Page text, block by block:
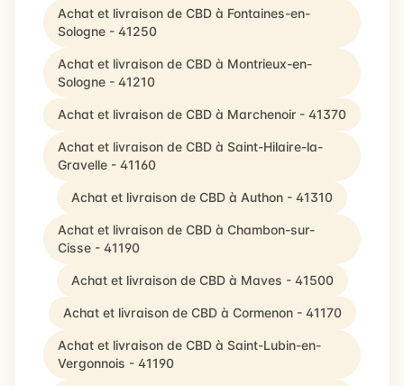
Achat et livraison de CBD à Fontaines-en-
Sologne - 41250
Achat et livraison de CBD à Montrieux-en-
Sologne - 41210
Achat et livraison de CBD à Marchenoir - 41370
Achat et livraison de CBD à Saint-Hilaire-la-
Gravelle - 41160
Achat et livraison de CBD à Authon - 41310
Achat et livraison de CBD à Chambon-sur-
Cisse - 41190
Achat et livraison de CBD à Maves - 41500
Achat et livraison de CBD à Cormenon - 41170
Achat et livraison de CBD à Saint-Lubin-en-
Vergonnois - 41190